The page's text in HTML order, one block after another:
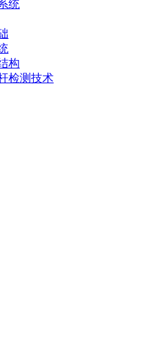
统
构
检测技术